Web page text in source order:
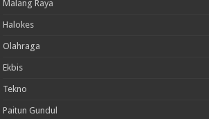
Malang Raya
Halokes
Olahraga
Ekbis
Tekno
Paitun Gundul